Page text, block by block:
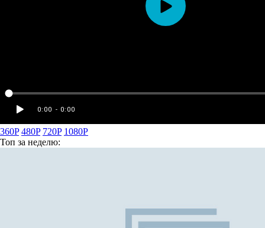
360P 480P 720P 1080P
Топ за неделю: